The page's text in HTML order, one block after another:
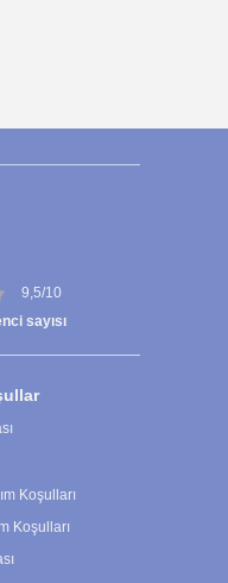
9,5/10
sayısı
Koşulları
Koşulları